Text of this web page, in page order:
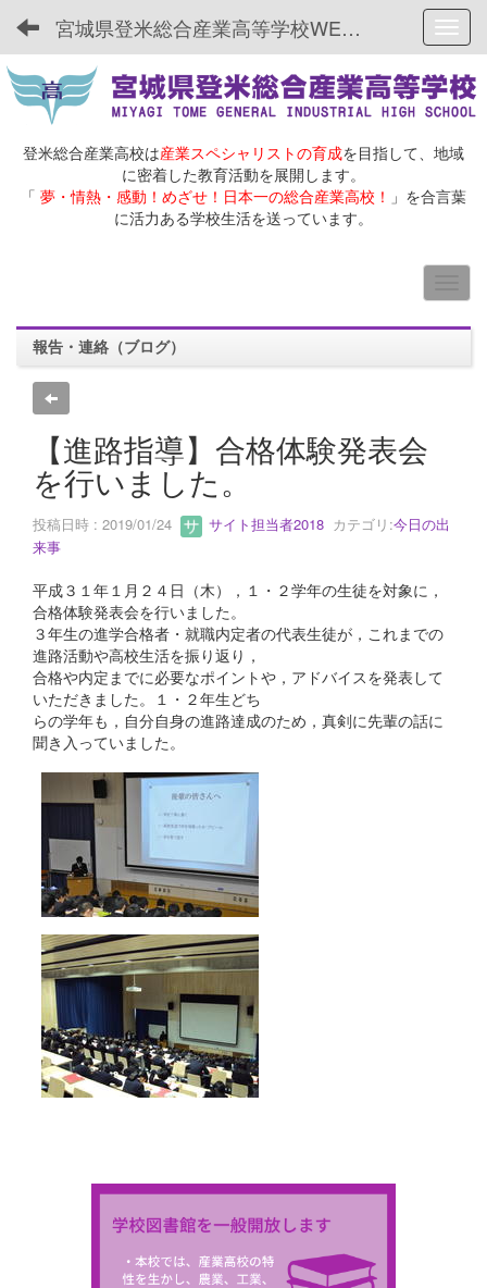
宮城県登米総合産業高等学校WEBサイト
登米総合産業高校は産業スペシャリストの育成を目指して、地域
に密着した教育活動を展開します。
「 夢・情熱・感動！めざせ！日本一の総合産業高校！ 」を合言葉
に活力ある学校生活を送っています。
報告・連絡（ブログ）
【進路指導】合格体験発表会
を行いました。
投稿日時 : 2019/01/24 サイト担当者2018 カテゴリ:今日の出
来事
平成３１年１月２４日（木），１・２学年の生徒を対象に，
合格体験発表会を行いました。
３年生の進学合格者・就職内定者の代表生徒が，これまでの
進路活動や高校生活を振り返り，
合格や内定までに必要なポイントや，アドバイスを発表して
いただきました。１・２年生どち
らの学年も，自分自身の進路達成のため，真剣に先輩の話に
聞き入っていました。